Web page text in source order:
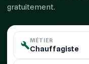
gratuitement.
MÉTIER